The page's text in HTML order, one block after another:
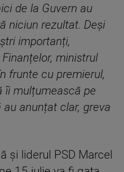
de la Guvern au
niciun rezultat. Deși
importanți,
ministrul
frunte cu premierul,
îi mulțumească pe
anunțat clar, greva
și liderul PSD Marcel